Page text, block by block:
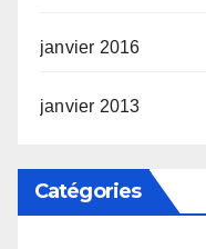
janvier 2016
janvier 2013
Catégories